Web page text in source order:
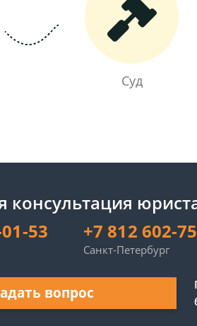
Суд
консультация
53
+7 812 602-
Санкт-Петербург
вопрос